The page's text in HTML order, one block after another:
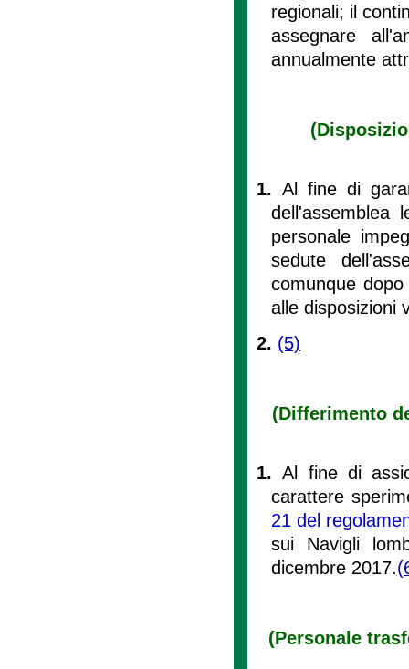
regionali; il
assegnare
annualmente
1.Al fine di
dell'assemblea
personale
sedute
comunque
alle disposizioni
2. (5)
(Differimento
1.Al fine di
carattere
21 del
sui Navigli
dicembre 2017.
(Personale